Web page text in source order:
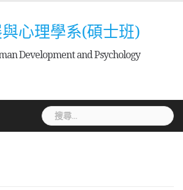
心理學系(碩士班)
Development and Psychology
搜
尋